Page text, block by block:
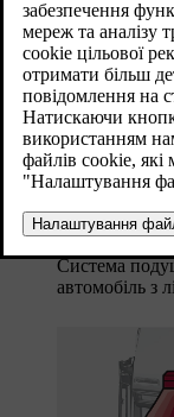
Система
автомобіль з